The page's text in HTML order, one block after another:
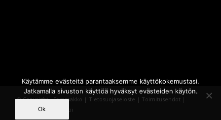
© Copyright - Sammakko | Tietosuojaseloste | Toimitusehdot |
Powered by
iQWebbi
Käytämme evästeitä parantaaksemme käyttökokemustasi.
Jatkamalla sivuston käyttöä hyväksyt evästeiden käytön.
Ok